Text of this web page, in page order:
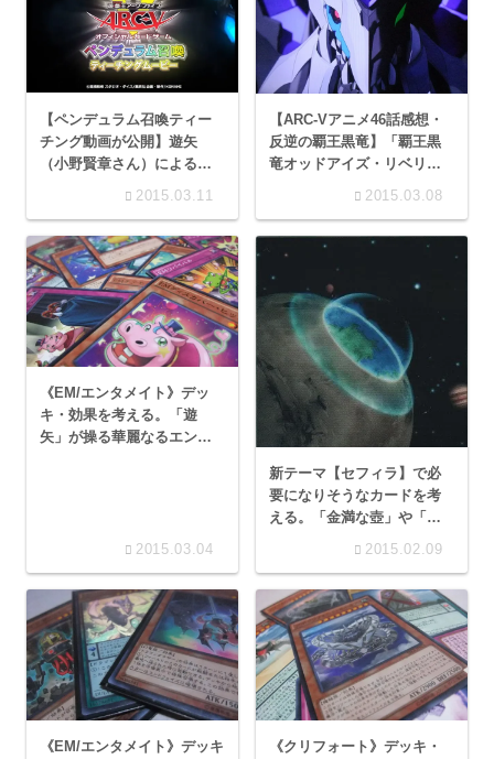
【ペンデュラム召喚ティー
チング動画が公開】遊矢
（小野賢章さん）による初
2015.03.11
【ARC-Vアニメ46話感想・
反逆の覇王黒竜】「覇王黒
竜オッドアイズ・リベリオ
ン・ドラゴン」強いぞ！カ
2015.03.08
《EM/エンタメイト》デッ
キ・効果を考える。「遊
矢」が操る華麗なるエンタ
2015.03.04
新テーマ【セフィラ】で必
要になりそうなカードを考
える。「金満な壺」や「影
衣融合」は必要？
2015.02.09
《EM/エンタメイト》デッキ
《クリフォート》デッキ・